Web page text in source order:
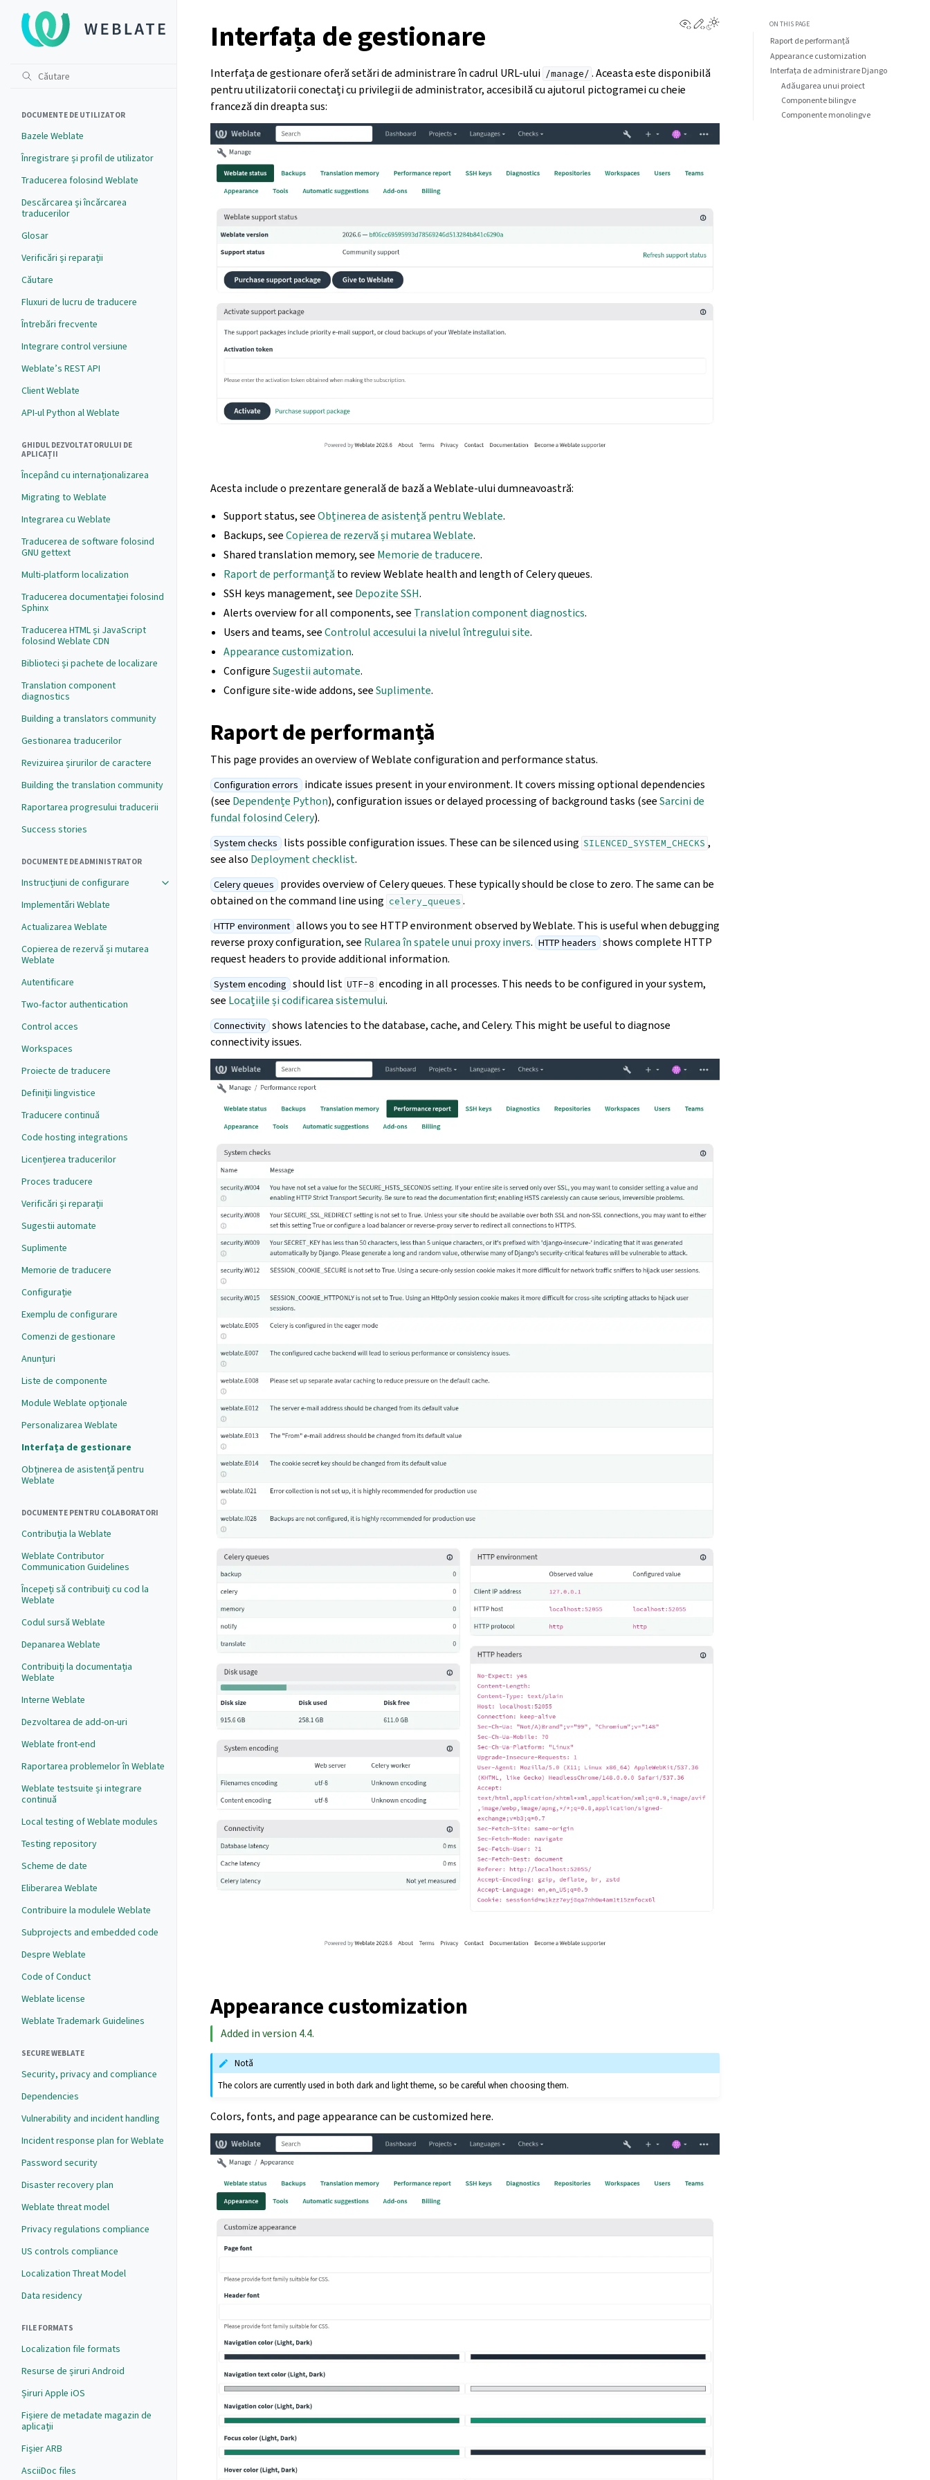
DOCUMENTE DE UTILIZATOR
Bazele Weblate
Înregistrare și profil de utilizator
Traducerea folosind Weblate
Descărcarea și încărcarea
traducerilor
Glosar
Verificări și reparații
Căutare
Fluxuri de lucru de traducere
Întrebări frecvente
Integrare control versiune
Weblate’s REST API
Client Weblate
API-ul Python al Weblate
GHIDUL DEZVOLTATORULUI DE
APLICAȚII
Începând cu internaționalizarea
Migrating to Weblate
Integrarea cu Weblate
Traducerea de software folosind
GNU gettext
Multi-platform localization
Traducerea documentației folosind
Sphinx
Traducerea HTML și JavaScript
folosind Weblate CDN
Biblioteci și pachete de localizare
Translation component
diagnostics
Building a translators community
Gestionarea traducerilor
Revizuirea șirurilor de caractere
Building the translation community
Raportarea progresului traducerii
Success stories
DOCUMENTE DE ADMINISTRATOR
Instrucțiuni de configurare
Implementări Weblate
Actualizarea Weblate
Copierea de rezervă și mutarea
Weblate
Autentificare
Two-factor authentication
Control acces
Workspaces
Proiecte de traducere
Definiții lingvistice
Traducere continuă
Code hosting integrations
Licențierea traducerilor
Proces traducere
Verificări și reparații
Sugestii automate
Suplimente
Memorie de traducere
Configurație
Exemplu de configurare
Comenzi de gestionare
Anunțuri
Liste de componente
Module Weblate opționale
Personalizarea Weblate
Interfața de gestionare
Obținerea de asistență pentru
Weblate
DOCUMENTE PENTRU COLABORATORI
Contribuția la Weblate
Weblate Contributor
Communication Guidelines
Începeți să contribuiți cu cod la
Weblate
Codul sursă Weblate
Depanarea Weblate
Contribuiți la documentația
Weblate
Interne Weblate
Dezvoltarea de add-on-uri
Weblate front-end
Raportarea problemelor în Weblate
Weblate testsuite și integrare
continuă
Local testing of Weblate modules
Testing repository
Scheme de date
Eliberarea Weblate
Contribuire la modulele Weblate
Subprojects and embedded code
Despre Weblate
Code of Conduct
Weblate license
Weblate Trademark Guidelines
SECURE WEBLATE
Security, privacy and compliance
Dependencies
Vulnerability and incident handling
Incident response plan for Weblate
Password security
Disaster recovery plan
Weblate threat model
Privacy regulations compliance
US controls compliance
Localization Threat Model
Data residency
FILE FORMATS
Localization file formats
Resurse de șiruri Android
Șiruri Apple iOS
Fișiere de metadate magazin de
aplicații
Fișier ARB
AsciiDoc files
View this page
Edit this page
Interfața de gestionare
Interfața de gestionare oferă setări de administrare în cadrul URL-ului /manage/ . Aceasta este disponibilă
pentru utilizatorii conectați cu privilegii de administrator, accesibilă cu ajutorul pictogramei cu cheie
franceză din dreapta sus:
Acesta include o prezentare generală de bază a Weblate-ului dumneavoastră:
Support status, seeObținerea de asistență pentru Weblate.
Backups, seeCopierea de rezervă și mutarea Weblate.
Shared translation memory, see Memorie de traducere.
Raport de performanță to review Weblate health and length of Celery queues.
SSH keys management, see Depozite SSH.
Alerts overview for all components, see Translation component diagnostics.
Users and teams, seeControlul accesului la nivelul întregului site.
Appearance customization.
ConfigureSugestii automate.
Configure site-wide addons, seeSuplimente.
Raport de performanță
This page provides an overview of Weblate configuration and performance status.
Configuration errors indicate issues present in your environment. It covers missing optional dependencies
(see Dependențe Python), configuration issues or delayed processing of background tasks (seeSarcini de
fundal folosind Celery).
System checks lists possible configuration issues. These can be silenced using SILENCED_SYSTEM_CHECKS ,
see also Deployment checklist.
Celery queues provides overview of Celery queues. These typically should be close to zero. The same can be
obtained on the command line using celery_queues .
HTTP environment allows you to see HTTP environment observed by Weblate. This is useful when debugging
reverse proxy configuration, see Rularea în spatele unui proxy invers. HTTP headers shows complete HTTP
request headers to provide additional information.
System encoding should list UTF-8 encoding in all processes. This needs to be configured in your system,
see Locațiile și codificarea sistemului.
Connectivity shows latencies to the database, cache, and Celery. This might be useful to diagnose
connectivity issues.
Appearance customization
Added in version 4.4.
Notă
The colors are currently used in both dark and light theme, so be careful when choosing them.
Colors, fonts, and page appearance can be customized here.
ON THIS PAGE
Raport de performanță
Appearance customization
Interfața de administrare Django
Adăugarea unui proiect
Componente bilingve
Componente monolingve